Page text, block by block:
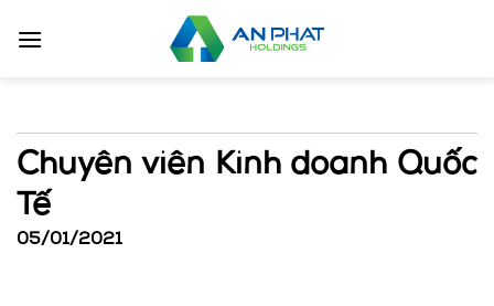
qua
Chuyên viên Kinh doanh Quốc
Tế
05/01/2021